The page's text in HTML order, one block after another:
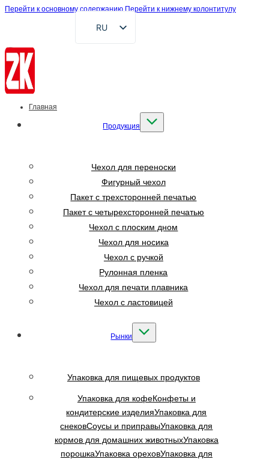
Перейти к основному содержанию Перейти к нижнему колонтитулу
RU
EN
ES
ID
Главная
Продукция
Чехол для переноски
Фигурный чехол
Пакет с трехсторонней печатью
Пакет с четырехсторонней печатью
Чехол с плоским дном
Чехол для носика
Чехол с ручкой
Рулонная пленка
Чехол для печати плавника
Чехол с ластовицей
Рынки
Упаковка для пищевых продуктов
Упаковка для кофеКонфеты и
кондитерские изделияУпаковка для
снековСоусы и приправыУпаковка для
кормов для домашних животныхУпаковка
порошкаУпаковка ореховУпаковка для